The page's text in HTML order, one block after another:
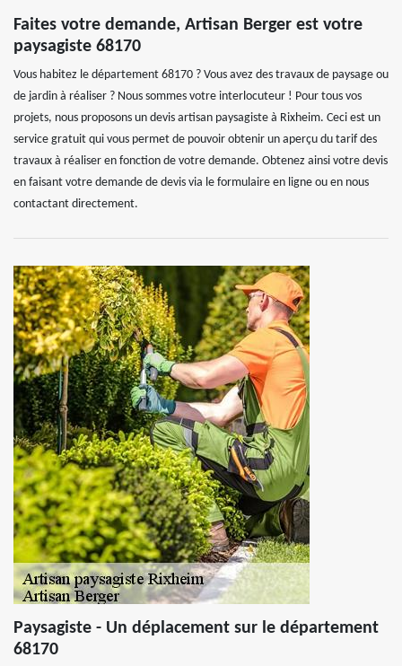
Faites votre demande, Artisan Berger est votre
paysagiste 68170
Vous habitez le département 68170 ? Vous avez des travaux de paysage ou
de jardin à réaliser ? Nous sommes votre interlocuteur ! Pour tous vos
projets, nous proposons un devis artisan paysagiste à Rixheim. Ceci est un
service gratuit qui vous permet de pouvoir obtenir un aperçu du tarif des
travaux à réaliser en fonction de votre demande. Obtenez ainsi votre devis
en faisant votre demande de devis via le formulaire en ligne ou en nous
contactant directement.
Paysagiste - Un déplacement sur le département
68170